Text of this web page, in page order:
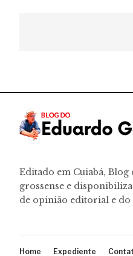
Editado em Cuiabá,
grossense e
de opinião editorial e do
Home Expediente